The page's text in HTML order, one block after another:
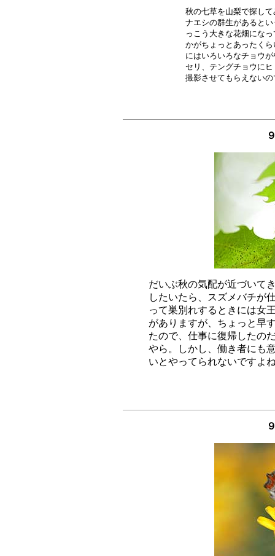
秋の七草を山梨で探し
ナエシの群生があると
っこう大きな花畑にな
かがちょっとあったく
にはいろいろなチョウ
セリ、テングチョウに
だいぶ秋の気配が近づいて
したいたら、スズメバチが
って巣別れするときには女
がありますが、ちょっと早
たので、仕事に復帰したの
やら。しかし、働き者にも